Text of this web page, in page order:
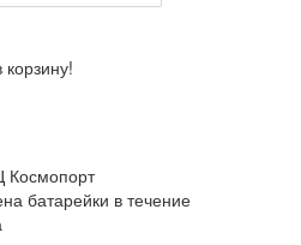
Космопорт
батарейки в течение